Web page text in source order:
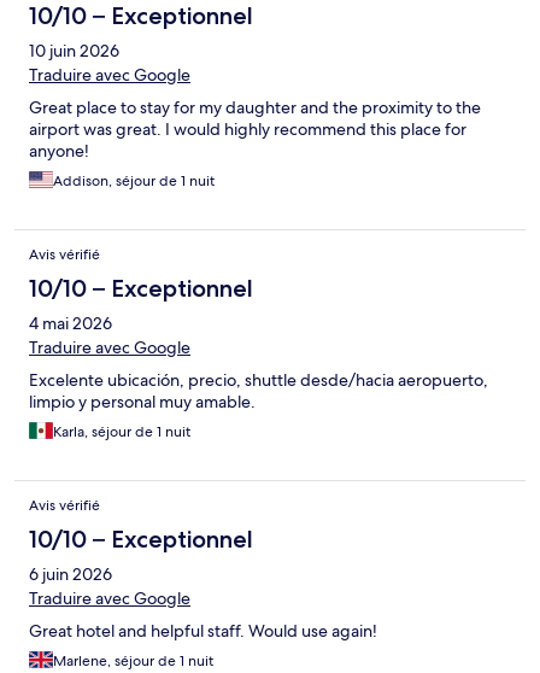
10/10 – Exceptionnel
10 juin 2026
Traduire avec Google
Great place to stay for my daughter and the proximity to the
airport was great. I would highly recommend this place for
anyone!
Addison, séjour de 1 nuit
Avis vérifié
10/10 – Exceptionnel
4 mai 2026
Traduire avec Google
Excelente ubicación, precio, shuttle desde/hacia aeropuerto,
limpio y personal muy amable.
Karla, séjour de 1 nuit
Avis vérifié
10/10 – Exceptionnel
6 juin 2026
Traduire avec Google
Great hotel and helpful staff. Would use again!
Marlene, séjour de 1 nuit